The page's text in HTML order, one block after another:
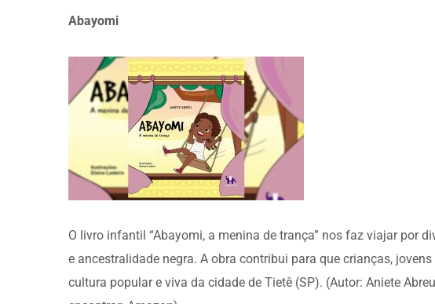
Abayomi
O livro infantil “Abayomi, a menina de trança” nos faz viajar por
e ancestralidade negra. A obra contribui para que crianças,
cultura popular e viva da cidade de Tietê (SP). (Autor: Aniete